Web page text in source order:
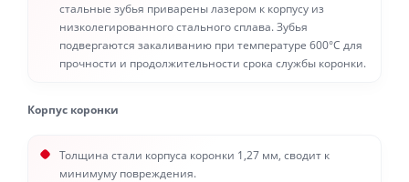
стальные зубья приварены лазером к корпусу из
низколегированного стального сплава. Зубья
подвергаются закаливанию при температуре 600°С для
прочности и продолжительности срока службы коронки.
Корпус коронки
Толщина стали корпуса коронки 1,27 мм, сводит к
минимуму повреждения.